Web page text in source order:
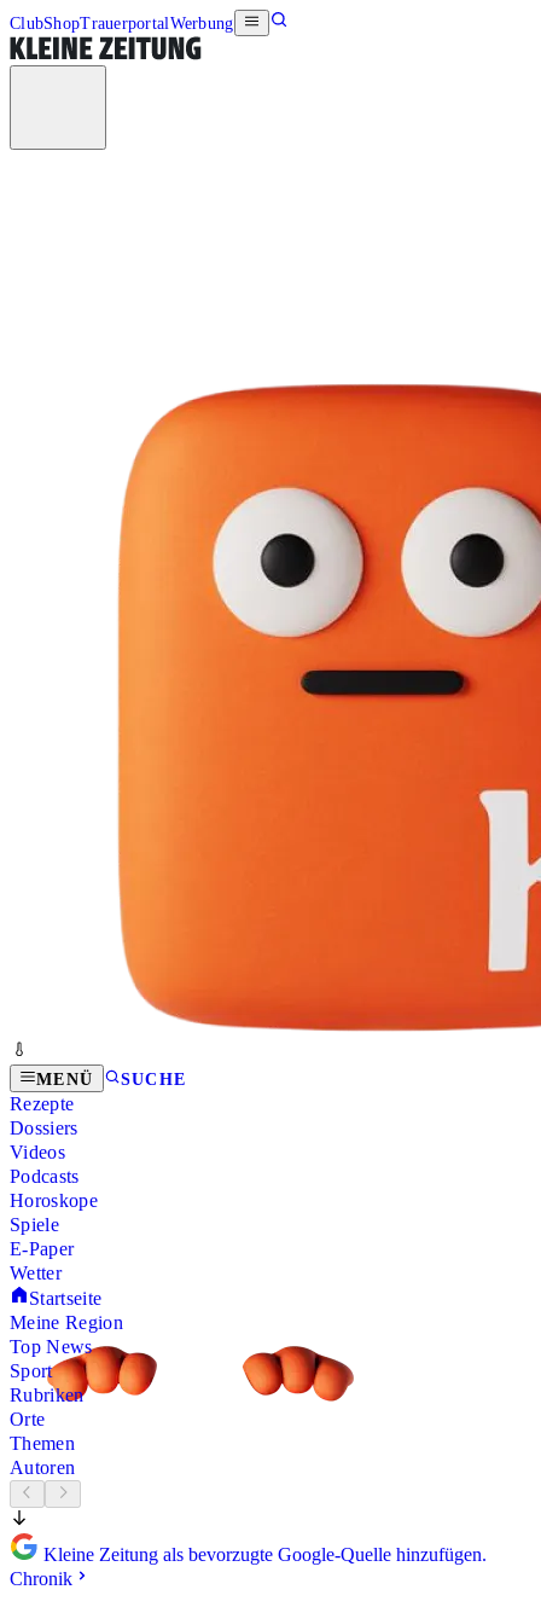
ClubShopTrauerportalWerbung
MENÜ SUCHE
Rezepte
Dossiers
Videos
Podcasts
Horoskope
Spiele
E-Paper
Wetter
Startseite
Meine Region
Top News
Sport
Rubriken
Orte
Themen
Autoren
Kleine Zeitung als bevorzugte Google-Quelle hinzufügen.
Chronik